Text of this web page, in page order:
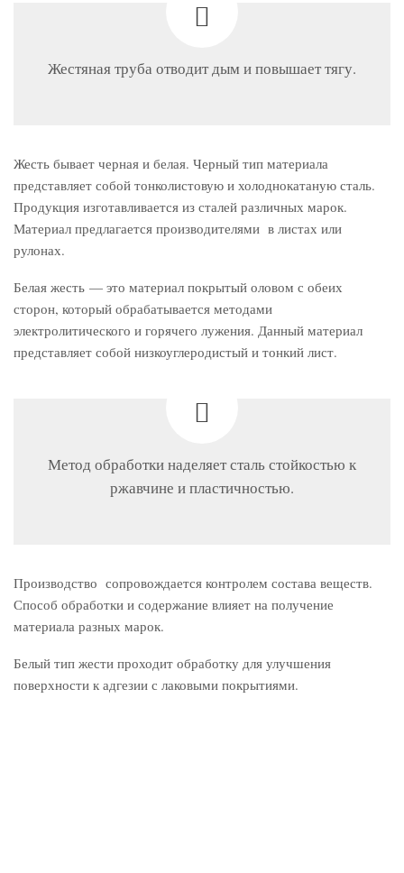
Жестяная труба отводит дым и повышает тягу.
Жесть бывает черная и белая. Черный тип материала
представляет собой тонколистовую и холоднокатаную сталь.
Продукция изготавливается из сталей различных марок.
Материал предлагается производителями в листах или
рулонах.
Белая жесть — это материал покрытый оловом с обеих
сторон, который обрабатывается методами
электролитического и горячего лужения. Данный материал
представляет собой низкоуглеродистый и тонкий лист.
Метод обработки наделяет сталь стойкостью к
ржавчине и пластичностью.
Производство сопровождается контролем состава веществ.
Способ обработки и содержание влияет на получение
материала разных марок.
Белый тип жести проходит обработку для улучшения
поверхности к адгезии с лаковыми покрытиями.